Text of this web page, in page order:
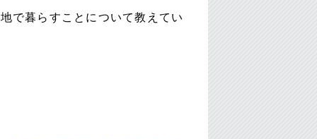
で暮らすことについて教えてい